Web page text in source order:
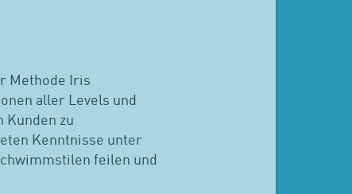
Methode Iris
aller Levels und
zu
Kenntnisse unter
feilen und